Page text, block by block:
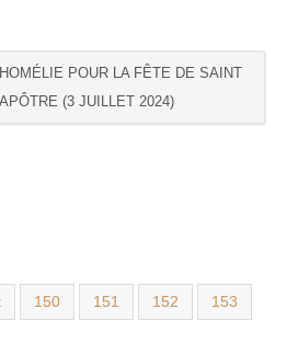
POUR LA FÊTE DE SAINT
(3 JUILLET 2024)
150 151 152 153